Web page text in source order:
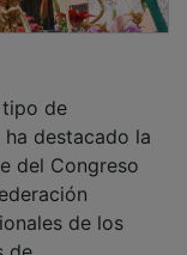
destacado la
del Congreso
de los
de